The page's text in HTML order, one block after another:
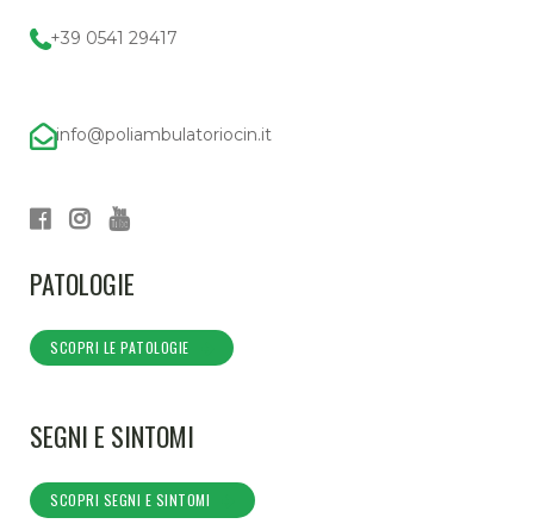
+39 0541 29417
info@poliambulatoriocin.it
PATOLOGIE
SCOPRI LE PATOLOGIE
SEGNI E SINTOMI
SCOPRI SEGNI E SINTOMI